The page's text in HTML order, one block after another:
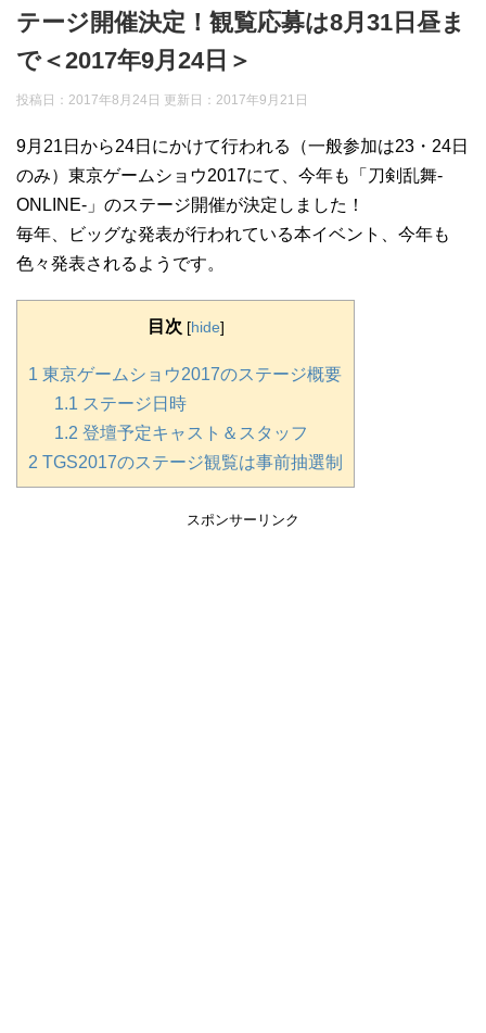
テージ開催決定！観覧応募は8月31日昼ま
で＜2017年9月24日＞
投稿日：2017年8月24日 更新日： 2017年9月21日
9月21日から24日にかけて行われる（一般参加は23・24日
のみ）東京ゲームショウ2017にて、今年も「刀剣乱舞-
ONLINE-」のステージ開催が決定しました！
毎年、ビッグな発表が行われている本イベント、今年も
色々発表されるようです。
目次 [hide]
1 東京ゲームショウ2017のステージ概要
1.1 ステージ日時
1.2 登壇予定キャスト＆スタッフ
2 TGS2017のステージ観覧は事前抽選制
スポンサーリンク